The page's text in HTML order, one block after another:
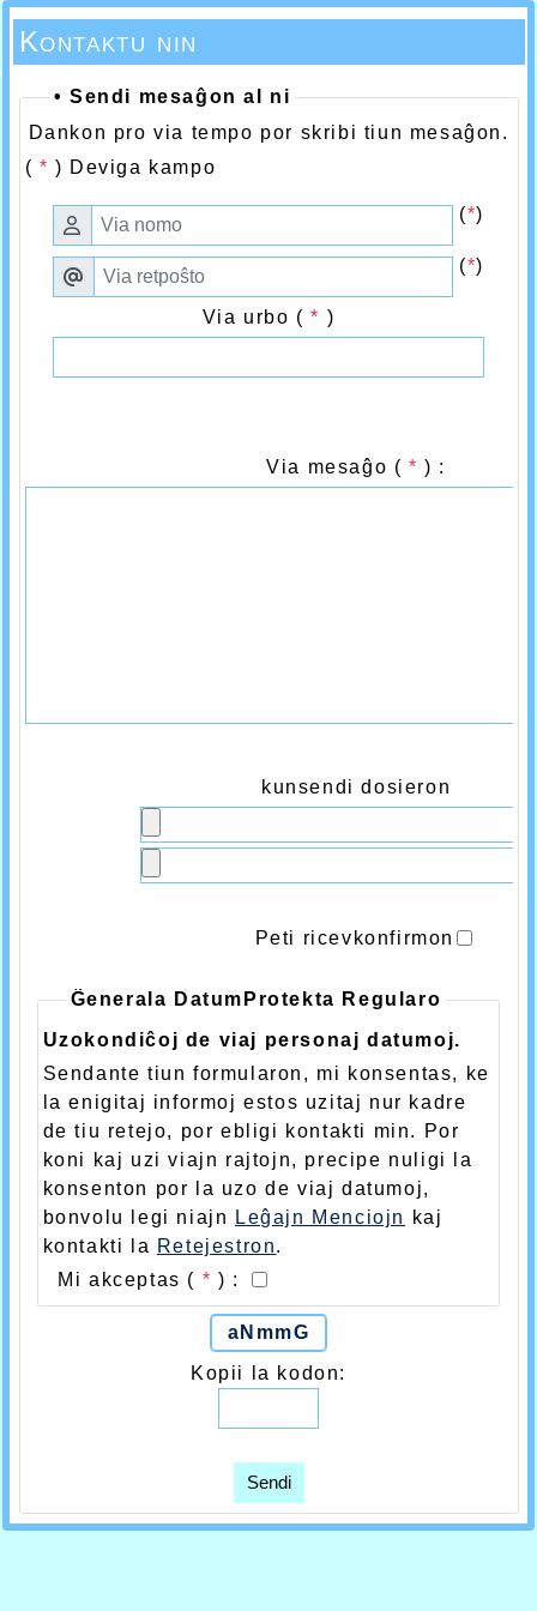
Kontaktu nin
• Sendi mesaĝon al ni
Dankon pro via tempo por skribi tiun mesaĝon.
( * ) Deviga kampo
(*)
(*)
Via urbo ( * )
Via mesaĝo ( *) :
kunsendi dosieron
Peti ricevkonfirmon
Ĝenerala DatumProtekta Regularo
Uzokondiĉoj de viaj personaj datumoj.
Sendante tiun formularon, mi konsentas, ke
la enigitaj informoj estos uzitaj nur kadre
de tiu retejo, por ebligi kontakti min. Por
koni kaj uzi viajn rajtojn, precipe nuligi la
konsenton por la uzo de viaj datumoj,
bonvolu legi niajn
Leĝajn Menciojn
kaj
kontakti la Retejestron.
Mi akceptas ( * ) :
aNmmG
Kopii la kodon:
Sendi